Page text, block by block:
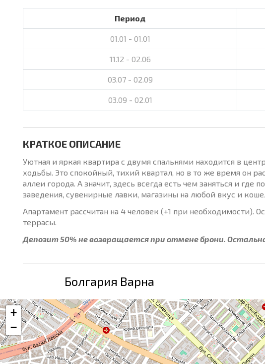
Период
01.01 - 01.01
11.12 - 02.06
03.07 - 02.09
03.09 - 02.01
КРАТКОЕ ОПИСАНИЕ
Уютная и яркая квартира с двумя спальнями находится в
ходьбы. Это спокойный, тихий квартал, но в то же время он
аллеи города. А значит, здесь всегда есть чем заняться и где
заведения, сувенирные лавки, магазины на любой вкус и
Апартамент рассчитан на 4 человек (+1 при необходимости).
террасы.
Депозит 50% не возвращается при отмене брони.
Болгария Варна
+
−